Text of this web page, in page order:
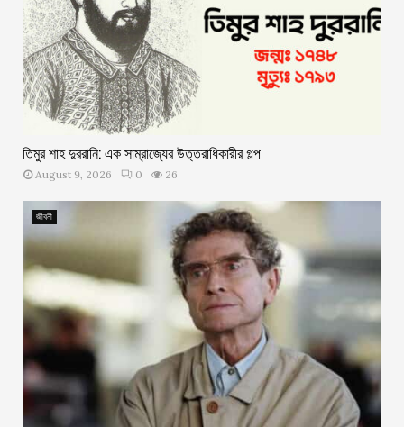
তিমুর শাহ দুররানি: এক সাম্রাজ্যের উত্তরাধিকারীর গল্প
August 9, 2026 0 26
জীবনী